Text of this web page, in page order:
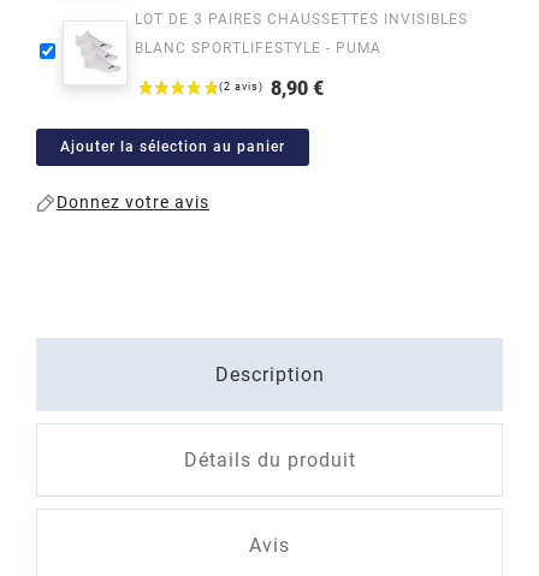
habituel
LOT DE 3 PAIRES CHAUSSETTES INVISIBLES
BLANC SPORTLIFESTYLE - PUMA
Prix 8,90 €
Ajouter la sélection au panier
Donnez votre avis
Description
Détails du produit
Avis